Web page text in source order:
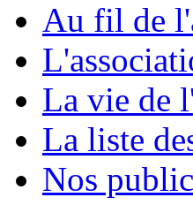
Au fil de
La vie de
La liste
Nos